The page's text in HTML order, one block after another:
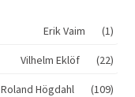
Erik Vaim (1)
Vilhelm Eklöf (22)
Roland Högdahl (109)